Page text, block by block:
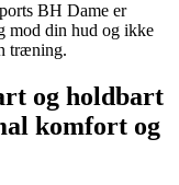
BH Dame er
mod din hud og ikke
træning.
og holdbart
komfort og